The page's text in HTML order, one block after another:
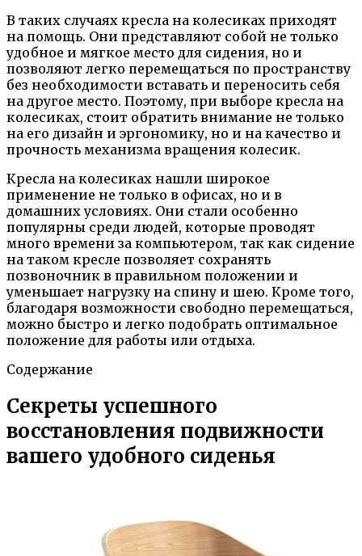
В таких случаях кресла на колесиках приходят
на помощь. Они представляют собой не только
удобное и мягкое место для сидения, но и
позволяют легко перемещаться по пространству
без необходимости вставать и переносить себя
на другое место. Поэтому, при выборе кресла на
колесиках, стоит обратить внимание не только
на его дизайн и эргономику, но и на качество и
прочность механизма вращения колесик.
Кресла на колесиках нашли широкое
применение не только в офисах, но и в
домашних условиях. Они стали особенно
популярны среди людей, которые проводят
много времени за компьютером, так как сидение
на таком кресле позволяет сохранять
позвоночник в правильном положении и
уменьшает нагрузку на спину и шею. Кроме того,
благодаря возможности свободно перемещаться,
можно быстро и легко подобрать оптимальное
положение для работы или отдыха.
Содержание
Секреты успешного
восстановления подвижности
вашего удобного сиденья